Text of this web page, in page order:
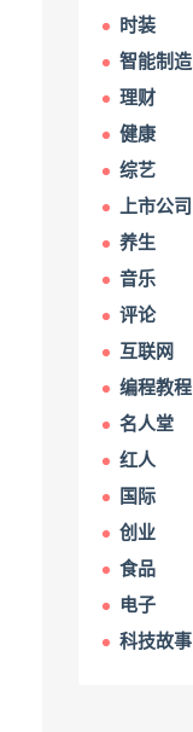
时装
智能制造
理财
健康
综艺
上市公司
养生
音乐
评论
互联网
编程教程
名人堂
红人
国际
创业
食品
电子
科技故事